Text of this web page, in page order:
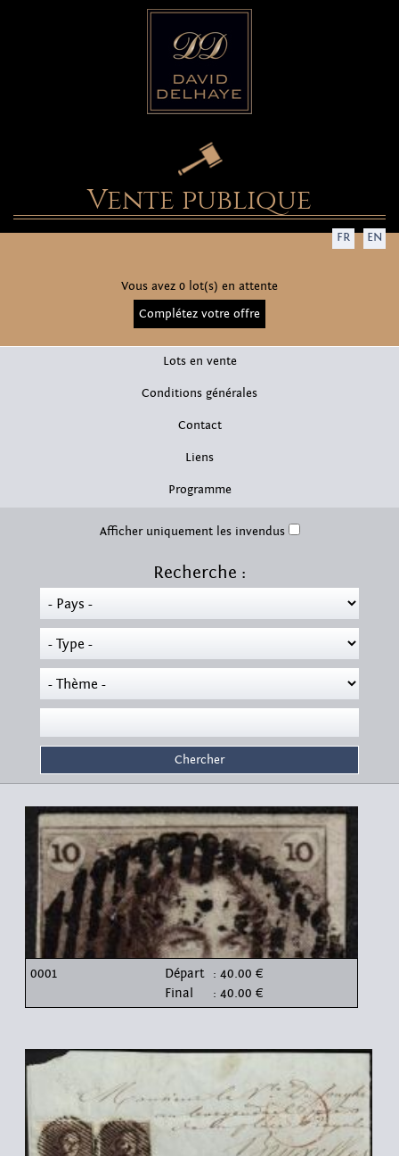
Vente publique
FR EN
Vous avez 0 lot(s) en attente
Complétez votre offre
Lots en vente
Conditions générales
Contact
Liens
Programme
Afficher uniquement les invendus
Recherche :
0001 Départ : 40.00 €
Final
: 40.00 €